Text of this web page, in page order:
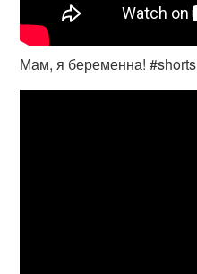
Мам, я беременна! #shorts